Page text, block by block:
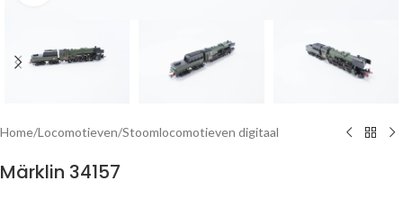
Home/Locomotieven/Stoomlocomotieven digitaal
Märklin 34157